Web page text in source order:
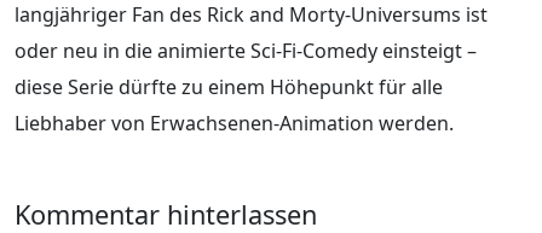
langjähriger Fan des Rick and Morty-Universums ist
oder neu in die animierte Sci-Fi-Comedy einsteigt –
diese Serie dürfte zu einem Höhepunkt für alle
Liebhaber von Erwachsenen-Animation werden.
Kommentar hinterlassen